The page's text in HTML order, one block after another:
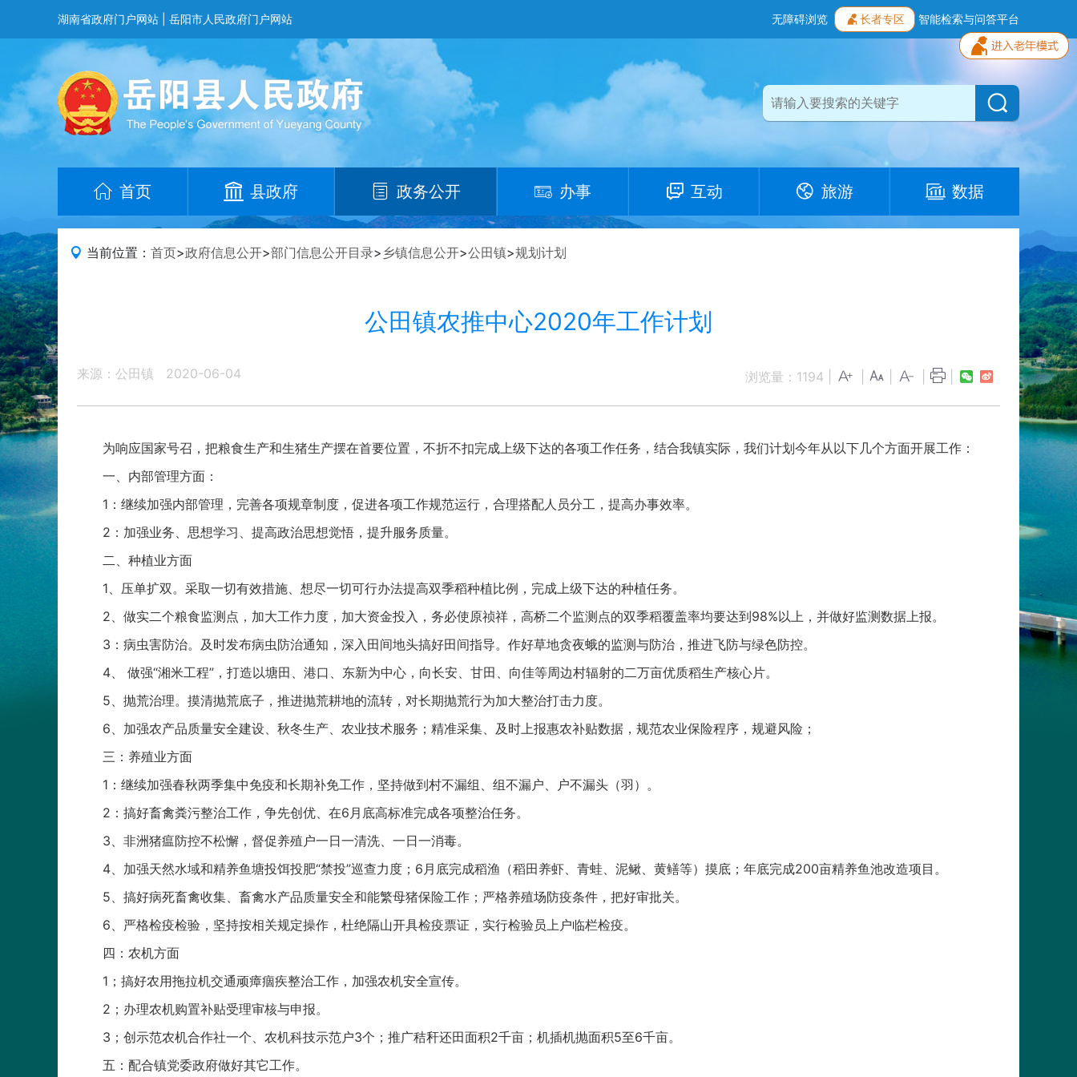
湖南省政府门户网站 岳阳市人民政府门户网站 无障碍浏览 长者专区 智能检索与问答平台
首页 县政府 政务公开 办事 互动 旅游 数据
当前位置： 首页>政府信息公开>部门信息公开目录> 乡镇信息公开>公田镇>规划计划
公田镇农推中心2020年工作计划
来源：公田镇 2020-06-04 浏览量： 1194
为响应国家号召，把粮食生产和生猪生产摆在首要位置，不折不扣完成上级下达的各项工作任务，结合我镇实际，我们计划今年从以下几个方面开展工作：
一、内部管理方面：
1：继续加强内部管理，完善各项规章制度，促进各项工作规范运行，合理搭配人员分工，提高办事效率。
2：加强业务、思想学习、提高政治思想觉悟，提升服务质量。
二、种植业方面
1、压单扩双。采取一切有效措施、想尽一切可行办法提高双季稻种植比例，完成上级下达的种植任务。
2、做实二个粮食监测点，加大工作力度，加大资金投入，务必使原祯祥，高桥二个监测点的双季稻覆盖率均要达到98%以上，并做好监测数据上报。
3：病虫害防治。及时发布病虫防治通知，深入田间地头搞好田间指导。作好草地贪夜蛾的监测与防治，推进飞防与绿色防控。
4、 做强“湘米工程”，打造以塘田、港口、东新为中心，向长安、甘田、向佳等周边村辐射的二万亩优质稻生产核心片。
5、抛荒治理。摸清抛荒底子，推进抛荒耕地的流转，对长期抛荒行为加大整治打击力度。
6、加强农产品质量安全建设、秋冬生产、农业技术服务；精准采集、及时上报惠农补贴数据，规范农业保险程序，规避风险；
三：养殖业方面
1：继续加强春秋两季集中免疫和长期补免工作，坚持做到村不漏组、组不漏户、户不漏头（羽）。
2：搞好畜禽粪污整治工作，争先创优、在6月底高标准完成各项整治任务。
3、非洲猪瘟防控不松懈，督促养殖户一日一清洗、一日一消毒。
4、加强天然水域和精养鱼塘投饵投肥“禁投”巡查力度；6月底完成稻渔（稻田养虾、青蛙、泥鳅、黄鳝等）摸底；年底完成200亩精养鱼池改造项目。
5、搞好病死畜禽收集、畜禽水产品质量安全和能繁母猪保险工作；严格养殖场防疫条件，把好审批关。
6、严格检疫检验，坚持按相关规定操作，杜绝隔山开具检疫票证，实行检验员上户临栏检疫。
四：农机方面
1；搞好农用拖拉机交通顽瘴痼疾整治工作，加强农机安全宣传。
2；办理农机购置补贴受理审核与申报。
3；创示范农机合作社一个、农机科技示范户3个；推广秸秆还田面积2千亩；机插机抛面积5至6千亩。
五：配合镇党委政府做好其它工作。